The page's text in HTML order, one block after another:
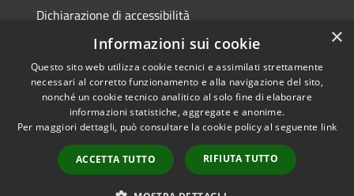
Dichiarazione di accessibilità
Piano di miglioramento dei servizi
RSS
Accessibilità
Copyright © 2026 • Comune di
Municipium•
Accesso
redazione
×
Informazioni sui cookie
Questo sito web utilizza cookie tecnici e assimilati strettamente
necessari al corretto funzionamento e alla navigazione del sito,
nonché un cookie tecnico analitico al solo fine di elaborare
informazioni statistiche, aggregate e anonime.
Per maggiori dettagli, può consultare la cookie policy al seguente link
ACCETTA TUTTO RIFIUTA TUTTO